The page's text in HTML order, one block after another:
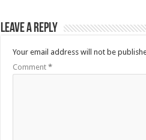
Leave a Reply
Your email address will not be
Comment *